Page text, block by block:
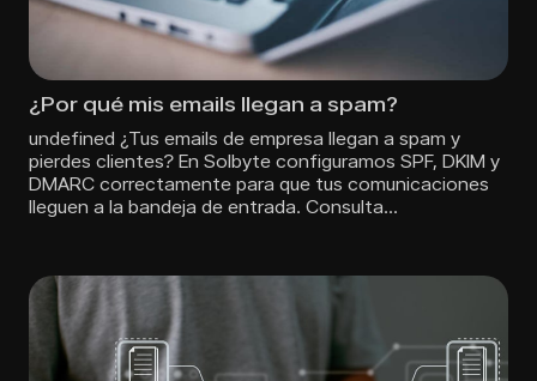
¿Por qué mis emails llegan a spam?
undefined ¿Tus emails de empresa llegan a spam y
pierdes clientes? En Solbyte configuramos SPF, DKIM y
DMARC correctamente para que tus comunicaciones
lleguen a la bandeja de entrada. Consulta…